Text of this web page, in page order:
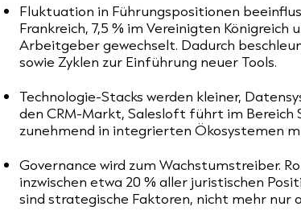
Fluktuation in Führungspositionen
Frankreich, 7,5 % im Vereinigten Königreich
Arbeitgeber gewechselt. Dadurch
sowie Zyklen zur Einführung neuer Tools.
Technologie-Stacks werden kleiner,
den CRM-Markt, Salesloft führt im Bereich
zunehmend in integrierten Ökosystemen
Governance wird zum Wachstumstreiber.
inzwischen etwa 20 % aller juristischen
sind strategische Faktoren, nicht mehr nur